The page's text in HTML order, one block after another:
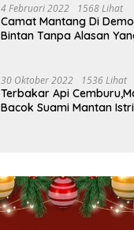
4 Februari 2022 1568 Lihat
Camat Mantang Di
Bintan Tanpa Alasan
30 Oktober 2022 1536 Lihat
Terbakar Api
Bacok Suami Mantan Istri